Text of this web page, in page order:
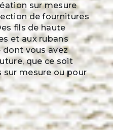
sur mesure
de fournitures
fils de haute
et aux rubans
dont vous avez
que ce soit
mesure ou pour